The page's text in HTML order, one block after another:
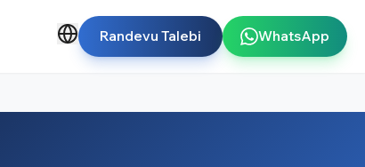
Randevu Talebi WhatsApp